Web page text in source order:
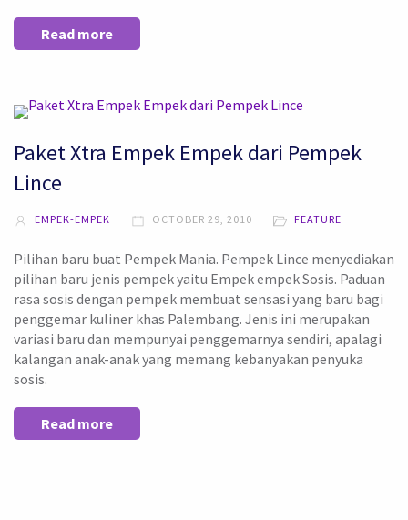
Read more
Paket Xtra Empek Empek dari Pempek
Lince
EMPEK-EMPEK OCTOBER 29, 2010 FEATURE
Pilihan baru buat Pempek Mania. Pempek Lince menyediakan
pilihan baru jenis pempek yaitu Empek empek Sosis. Paduan
rasa sosis dengan pempek membuat sensasi yang baru bagi
penggemar kuliner khas Palembang. Jenis ini merupakan
variasi baru dan mempunyai penggemarnya sendiri, apalagi
kalangan anak-anak yang memang kebanyakan penyuka
sosis.
Read more